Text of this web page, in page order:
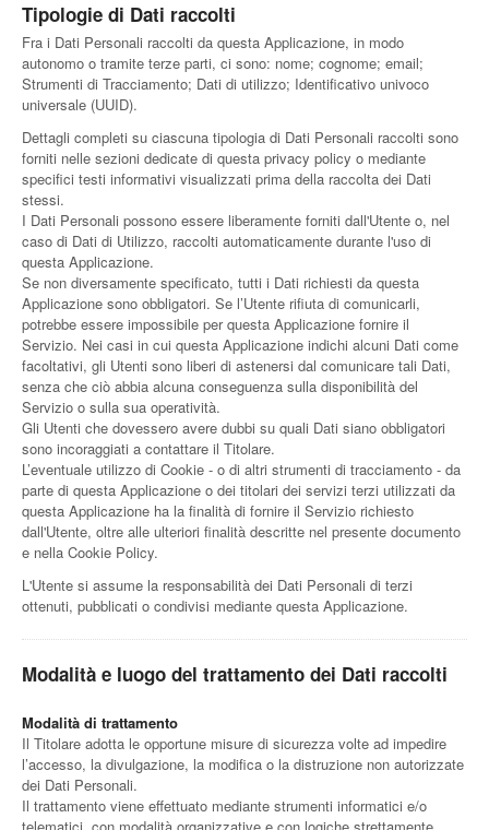
Tipologie di Dati raccolti
Fra i Dati Personali raccolti da questa Applicazione, in modo
autonomo o tramite terze parti, ci sono: nome; cognome; email;
Strumenti di Tracciamento; Dati di utilizzo; Identificativo univoco
universale (UUID).
Dettagli completi su ciascuna tipologia di Dati Personali raccolti sono
forniti nelle sezioni dedicate di questa privacy policy o mediante
specifici testi informativi visualizzati prima della raccolta dei Dati
stessi.
I Dati Personali possono essere liberamente forniti dall'Utente o, nel
caso di Dati di Utilizzo, raccolti automaticamente durante l'uso di
questa Applicazione.
Se non diversamente specificato, tutti i Dati richiesti da questa
Applicazione sono obbligatori. Se l’Utente rifiuta di comunicarli,
potrebbe essere impossibile per questa Applicazione fornire il
Servizio. Nei casi in cui questa Applicazione indichi alcuni Dati come
facoltativi, gli Utenti sono liberi di astenersi dal comunicare tali Dati,
senza che ciò abbia alcuna conseguenza sulla disponibilità del
Servizio o sulla sua operatività.
Gli Utenti che dovessero avere dubbi su quali Dati siano obbligatori
sono incoraggiati a contattare il Titolare.
L’eventuale utilizzo di Cookie - o di altri strumenti di tracciamento - da
parte di questa Applicazione o dei titolari dei servizi terzi utilizzati da
questa Applicazione ha la finalità di fornire il Servizio richiesto
dall'Utente, oltre alle ulteriori finalità descritte nel presente documento
e nella Cookie Policy.
L'Utente si assume la responsabilità dei Dati Personali di terzi
ottenuti, pubblicati o condivisi mediante questa Applicazione.
Modalità e luogo del trattamento dei Dati raccolti
Modalità di trattamento
Il Titolare adotta le opportune misure di sicurezza volte ad impedire
l’accesso, la divulgazione, la modifica o la distruzione non autorizzate
dei Dati Personali.
Il trattamento viene effettuato mediante strumenti informatici e/o